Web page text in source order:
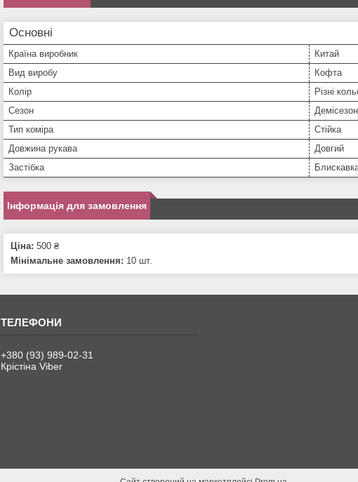
Основні
Країна виробник
Китай
Вид виробу
Кофта
Колір
Різні
Сезон
Демісезон
Тип коміра
Стійка
Довжина рукава
Довгий
Застібка
Інформація для замовлення
Ціна: 500 ₴
Мінімальне замовлення: 10 шт.
+380 (93) 989-02-31
Крістіна Viber